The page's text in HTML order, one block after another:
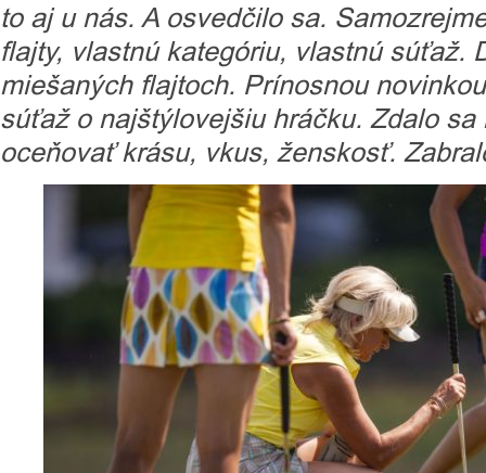
to aj u nás. A osvedčilo sa.
flajty, vlastnú kategóriu, vlastnú súťaž.
miešaných flajtoch. Prínosnou
súťaž o najštýlovejšiu hráčku. Zdalo sa
oceňovať krásu, vkus, ženskosť.